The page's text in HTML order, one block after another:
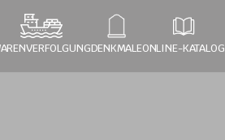
DENKMALEONLINE-KATALOG